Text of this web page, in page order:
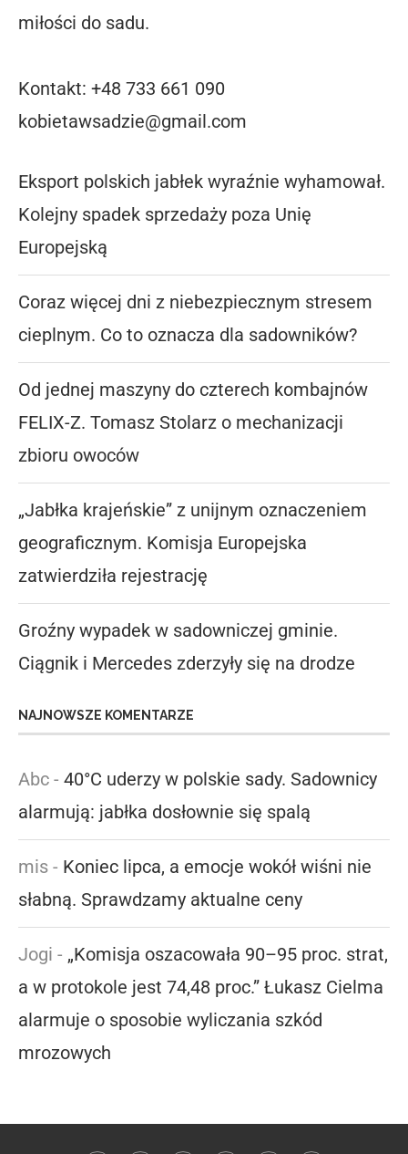
miłości do sadu.
Kontakt: +48 733 661 090
kobietawsadzie@gmail.com
Eksport polskich jabłek wyraźnie wyhamował.
Kolejny spadek sprzedaży poza Unię
Europejską
Coraz więcej dni z niebezpiecznym stresem
cieplnym. Co to oznacza dla sadowników?
Od jednej maszyny do czterech kombajnów
FELIX-Z. Tomasz Stolarz o mechanizacji
zbioru owoców
„Jabłka krajeńskie” z unijnym oznaczeniem
geograficznym. Komisja Europejska
zatwierdziła rejestrację
Groźny wypadek w sadowniczej gminie.
Ciągnik i Mercedes zderzyły się na drodze
NAJNOWSZE KOMENTARZE
Abc - 40°C uderzy w polskie sady. Sadownicy
alarmują: jabłka dosłownie się spalą
mis - Koniec lipca, a emocje wokół wiśni nie
słabną. Sprawdzamy aktualne ceny
Jogi - „Komisja oszacowała 90–95 proc. strat,
a w protokole jest 74,48 proc.” Łukasz Cielma
alarmuje o sposobie wyliczania szkód
mrozowych